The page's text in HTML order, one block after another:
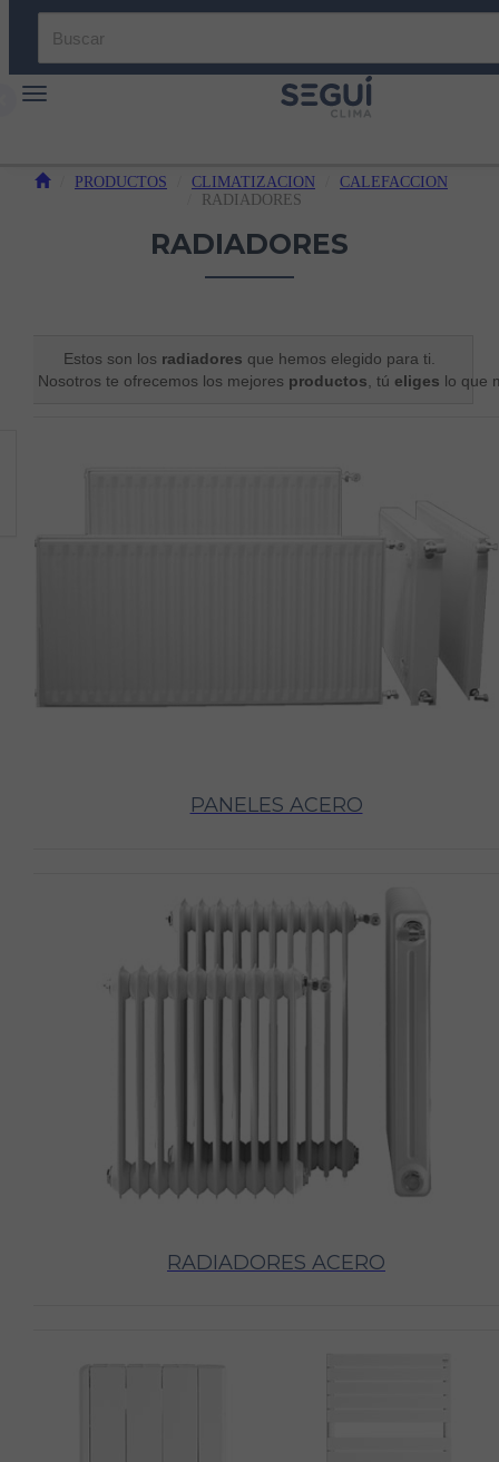
Toggle navigation
PRODUCTOS CLIMATIZACION
CALEFACCION
RADIADORES
RADIADORES
Estos son los radiadores que hemos elegido para ti.
Nosotros te ofrecemos los mejores productos , tú eliges lo que
PANELES ACERO
RADIADORES ACERO